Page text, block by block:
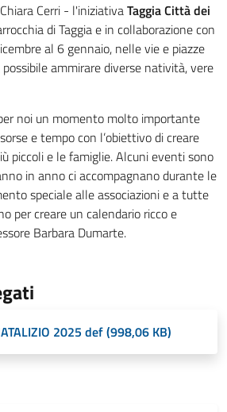
Cerri - l'iniziativaTaggia Città dei
di Taggia e in collaborazione con
al 6 gennaio, nelle vie e piazze
ammirare diverse natività, vere
noi un momento molto importante
e tempo con l’obiettivo di creare
piccoli e le famiglie. Alcuni eventi sono
in anno ci accompagnano durante le
speciale alle associazioni e a tutte
per creare un calendario ricco e
Barbara Dumarte.
2025 def (998,06 KB)